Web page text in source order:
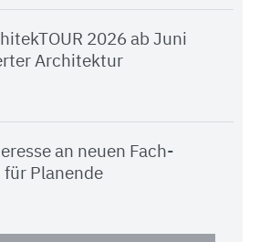
2026 ab Juni
Architektur
an neuen Fach-
für Planende